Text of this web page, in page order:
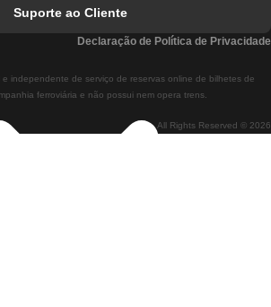
Comboios De Lisboa A Braga
Comboios De Braga A Lisboa All Rights Reserved © 2026
independente de serviço de reservas online de bilhetes de
ferroviária e não possui nem opera trens.
Suporte ao Cliente
Declaração de Política de Privacidade